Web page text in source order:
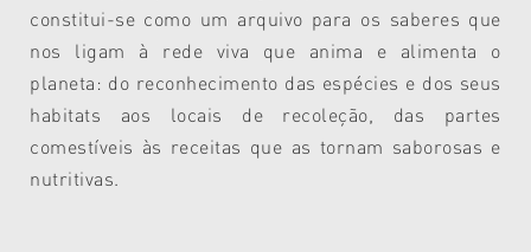
constitui-se como um arquivo para os saberes que
nos ligam à rede viva que anima e alimenta o
planeta: do reconhecimento das espécies e dos seus
habitats aos locais de recoleção, das partes
comestíveis às receitas que as tornam saborosas e
nutritivas.